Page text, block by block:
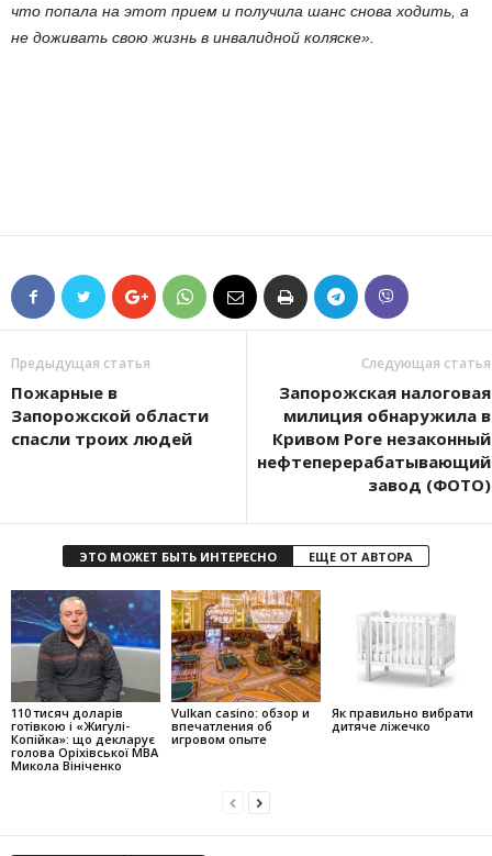
что попала на этот прием и получила шанс снова ходить, а
не доживать свою жизнь в инвалидной коляске».
Предыдущая статья
Пожарные в
Запорожской области
спасли троих людей
Следующая статья
Запорожская налоговая
милиция обнаружила в
Кривом Роге незаконный
нефтеперерабатывающий
завод (ФОТО)
ЭТО МОЖЕТ БЫТЬ ИНТЕРЕСНО ЕЩЕ ОТ АВТОРА
110 тисяч доларів
готівкою і «Жигулі-
Копійка»: що декларує
голова Оріхівської МВА
Микола Вініченко
Vulkan casino: обзор и
впечатления об
игровом опыте
Як правильно вибрати
дитяче ліжечко